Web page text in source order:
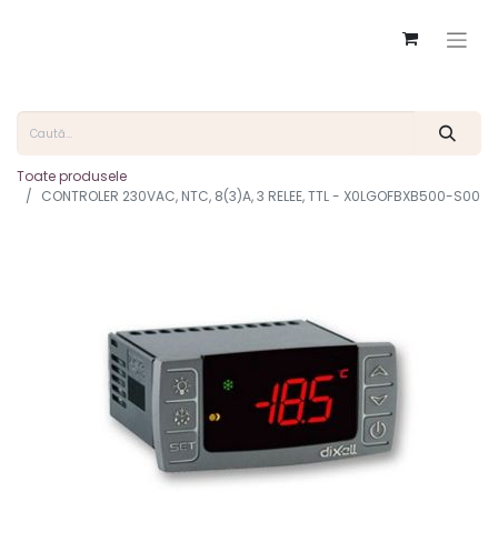
Toate produsele
CONTROLER 230VAC, NTC, 8(3)A, 3 RELEE, TTL - X0LGOFBXB500-S00